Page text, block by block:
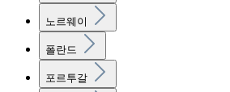
노르웨이
폴란드
포르투갈